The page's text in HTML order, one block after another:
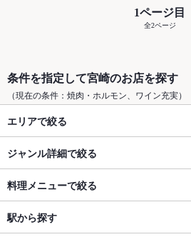
1ページ目
全2ページ
条件を指定して宮崎のお店を探す
（現在の条件：焼肉・ホルモン、ワイン充実）
エリアで絞る
ジャンル詳細で絞る
料理メニューで絞る
駅から探す